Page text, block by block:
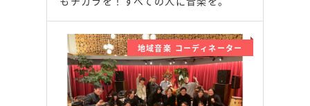
地域音楽 コーディネーター